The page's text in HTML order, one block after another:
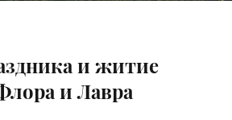
и житие
и Лавра